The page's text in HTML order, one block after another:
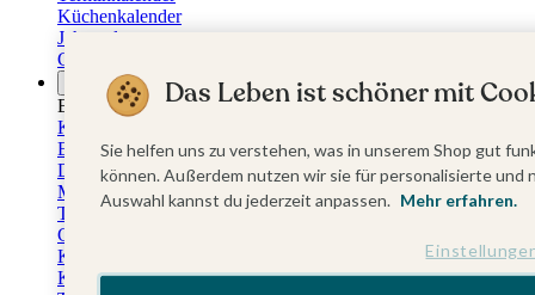
Küchenkalender
Jahresplaner
Geburtstagskalender
Anlässe
Eventplattform
Kommunionskarten
Einladungskarten Kommunion
Danksagung Kommunion
Menükarten Kommunion
Tischkarten Kommunion
Gästebuch Kommunion
Kerzen Kommunion
Kartenbox Kommunion
Das Leben ist schöner mit
Sie helfen uns zu verstehen, was in unserem Shop gut
können. Außerdem nutzen wir sie für personalisierte
Auswahl kannst du jederzeit anpassen. Mehr erfahren.